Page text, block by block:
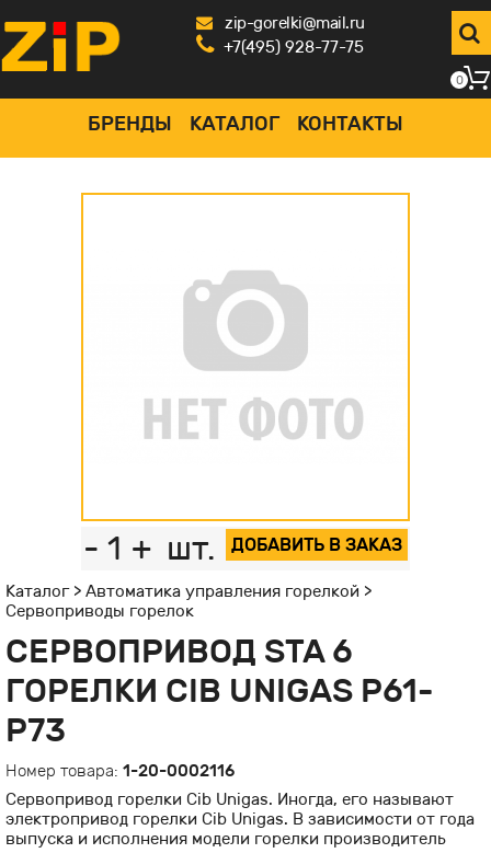
zip-gorelki@mail.ru
+7(495) 928-77-75
БРЕНДЫ КАТАЛОГ КОНТАКТЫ
0
- 1 + шт. ДОБАВИТЬ В ЗАКАЗ
Каталог> Автоматика управления горелкой >
Сервоприводы горелок
СЕРВОПРИВОД STA 6
ГОРЕЛКИ CIB UNIGAS P61-
P73
Номер товара: 1-20-0002116
Сервопривод горелки Cib Unigas. Иногда, его называют
электропривод горелки Cib Unigas. В зависимости от года
выпуска и исполнения модели горелки производитель